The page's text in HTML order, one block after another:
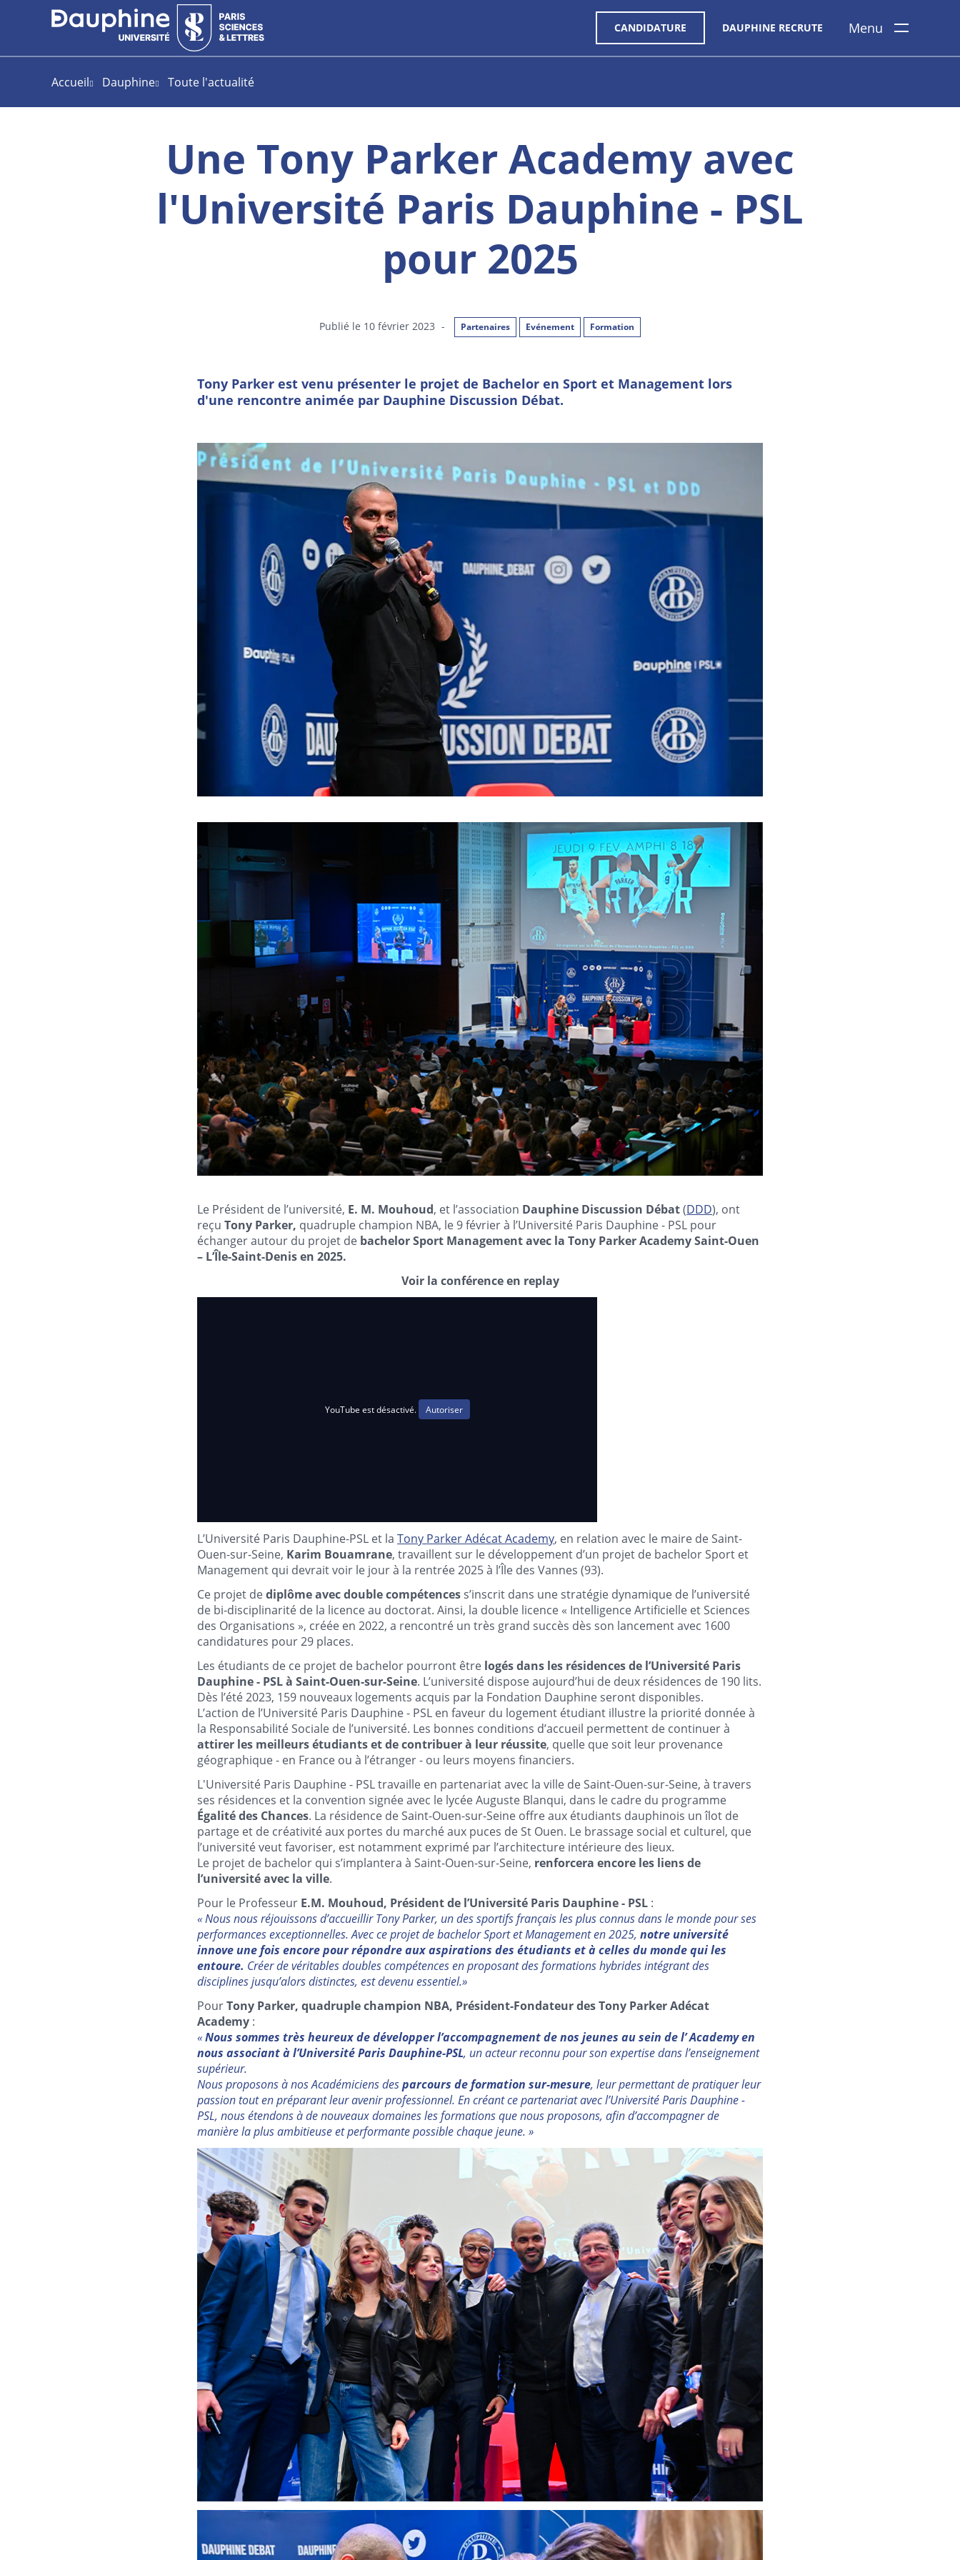
CANDIDATURE DAUPHINE RECRUTE Menu
Accueil Dauphine Toute l'actualité
Une Tony Parker Academy avec
l'Université Paris Dauphine - PSL
pour 2025
Publié le 10 février 2023 - Partenaires Evénement Formation
Tony Parker est venu présenter le projet de Bachelor en Sport et Management lors
d'une rencontre animée par Dauphine Discussion Débat.
Le Président de l’université, E. M. Mouhoud, et l’association Dauphine Discussion Débat(DDD), ont
reçu Tony Parker, quadruple champion NBA, le 9 février à l’Université Paris Dauphine - PSL pour
échanger autour du projet de bachelor Sport Management avec la Tony Parker Academy Saint-Ouen
– L’Île-Saint-Denis en 2025.
Voir la conférence en replay
YouTube est désactivé. Autoriser
L’Université Paris Dauphine-PSL et la Tony Parker Adécat Academy, en relation avec le maire de Saint-
Ouen-sur-Seine, Karim Bouamrane, travaillent sur le développement d’un projet de bachelor Sport et
Management qui devrait voir le jour à la rentrée 2025 à l’Île des Vannes (93).
Ce projet dediplôme avec double compétencess’inscrit dans une stratégie dynamique de l’université
de bi-disciplinarité de la licence au doctorat. Ainsi, la double licence « Intelligence Artificielle et Sciences
des Organisations », créée en 2022, a rencontré un très grand succès dès son lancement avec 1600
candidatures pour 29 places.
Les étudiants de ce projet de bachelor pourront être logés dans les résidences de l’Université Paris
Dauphine - PSL à Saint-Ouen-sur-Seine. L’université dispose aujourd’hui de deux résidences de 190 lits.
Dès l’été 2023, 159 nouveaux logements acquis par la Fondation Dauphine seront disponibles.
L’action de l’Université Paris Dauphine - PSL en faveur du logement étudiant illustre la priorité donnée à
la Responsabilité Sociale de l’université. Les bonnes conditions d’accueil permettent de continuer à
attirer les meilleurs étudiants et de contribuer à leur réussite, quelle que soit leur provenance
géographique - en France ou à l’étranger - ou leurs moyens financiers.
L'Université Paris Dauphine - PSL travaille en partenariat avec la ville de Saint-Ouen-sur-Seine, à travers
ses résidences et la convention signée avec le lycée Auguste Blanqui, dans le cadre du programme
Égalité des Chances. La résidence de Saint-Ouen-sur-Seine offre aux étudiants dauphinois un îlot de
partage et de créativité aux portes du marché aux puces de St Ouen. Le brassage social et culturel, que
l’université veut favoriser, est notamment exprimé par l’architecture intérieure des lieux.
Le projet de bachelor qui s’implantera à Saint-Ouen-sur-Seine, renforcera encore les liens de
l’université avec la ville.
Pour le Professeur E.M. Mouhoud, Président de l’Université Paris Dauphine - PSL :
« Nous nous réjouissons d’accueillir Tony Parker, un des sportifs français les plus connus dans le monde pour ses
performances exceptionnelles. Avec ce projet de bachelor Sport et Management en 2025, notre université
innove une fois encore pour répondre aux aspirations des étudiants et à celles du monde qui les
entoure. Créer de véritables doubles compétences en proposant des formations hybrides intégrant des
disciplines jusqu’alors distinctes, est devenu essentiel.»
PourTony Parker, quadruple champion NBA, Président-Fondateur des Tony Parker Adécat
Academy :
«Nous sommes très heureux de développer l’accompagnement de nos jeunes au sein de l’ Academy en
nous associant à l’Université Paris Dauphine-PSL, un acteur reconnu pour son expertise dans l’enseignement
supérieur.
Nous proposons à nos Académiciens desparcours de formation sur-mesure, leur permettant de pratiquer leur
passion tout en préparant leur avenir professionnel. En créant ce partenariat avec l’Université Paris Dauphine -
PSL, nous étendons à de nouveaux domaines les formations que nous proposons, afin d’accompagner de
manière la plus ambitieuse et performante possible chaque jeune. »